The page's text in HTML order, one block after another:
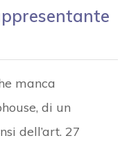
manca
di un
dell’art. 27